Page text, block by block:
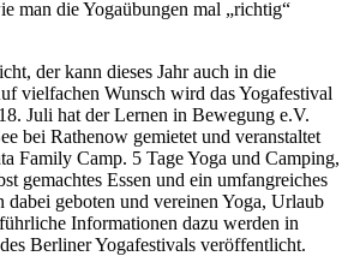
man die Yogaübungen mal „richtig“
der kann dieses Jahr auch in die
vielfachen Wunsch wird das Yogafestival
Juli hat der Lernen in Bewegung e.V.
bei Rathenow gemietet und veranstaltet
Family Camp. 5 Tage Yoga und Camping,
gemachtes Essen und ein umfangreiches
dabei geboten und vereinen Yoga, Urlaub
Informationen dazu werden in
Berliner Yogafestivals veröffentlicht.